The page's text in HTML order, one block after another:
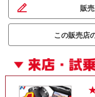
販
この販売店
★